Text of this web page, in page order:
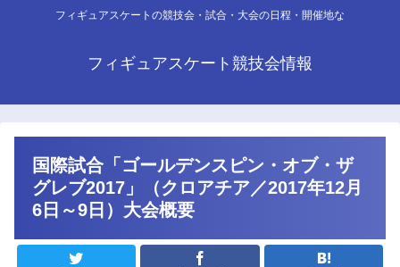
フィギュアスケートの競技会・試合・大会の日程・開催地な
フィギュアスケート競技会情報
国際試合「ゴールデンスピン・オブ・ザ
グレブ2017」（クロアチア／2017年12月
6日～9日）大会概要